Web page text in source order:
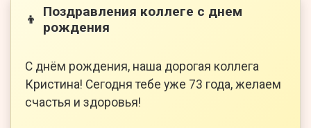
👦
Поздравления коллеге с днем
рождения
С днём рождения, наша дорогая коллега
Кристина! Сегодня тебе уже 73 года, желаем
счастья и здоровья!